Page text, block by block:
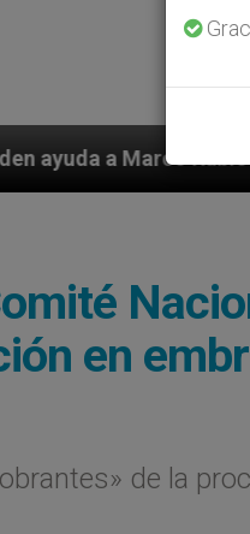
ante persecución
en
de la